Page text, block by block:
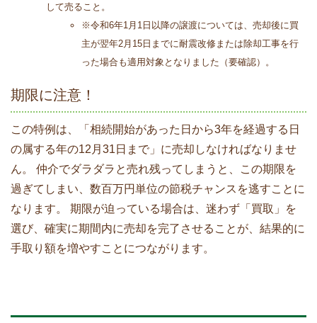
して売ること。
※令和6年1月1日以降の譲渡については、売却後に買
主が翌年2月15日までに耐震改修または除却工事を行
った場合も適用対象となりました（要確認）。
期限に注意！
この特例は、「相続開始があった日から3年を経過する日
の属する年の12月31日まで」に売却しなければなりませ
ん。 仲介でダラダラと売れ残ってしまうと、この期限を
過ぎてしまい、数百万円単位の節税チャンスを逃すことに
なります。 期限が迫っている場合は、迷わず「買取」を
選び、確実に期間内に売却を完了させることが、結果的に
手取り額を増やすことにつながります。